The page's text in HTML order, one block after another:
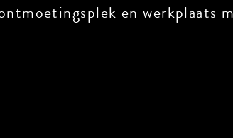
en werkplaats